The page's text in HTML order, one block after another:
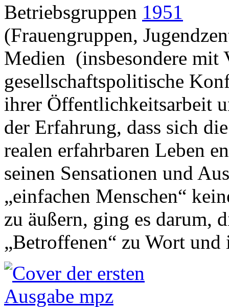
Betriebsgruppen
(Frauengruppen,
Medien (insbesondere mit
gesellschaftspolitische
ihrer Öffentlichkeitsarbeit
der Erfahrung, dass sich
realen erfahrbaren Leben
seinen Sensationen und
„einfachen Menschen“
zu äußern, ging es darum,
„Betroffenen“ zu Wort